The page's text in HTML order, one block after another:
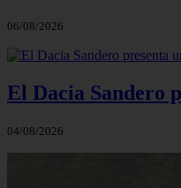
06/08/2026
El Dacia Sandero
04/08/2026